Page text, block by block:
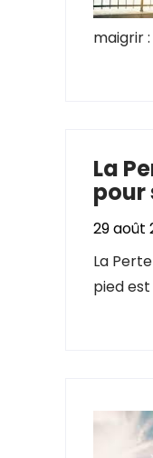
maigrir
La
pour
29 août
La
pied